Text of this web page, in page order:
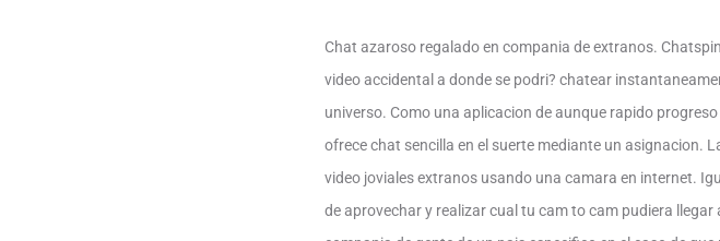
Chat azaroso regalado en compania de extranos.
video accidental a donde se podri? chatear
universo. Como una aplicacion de aunque rapido
ofrece chat sencilla en el suerte mediante un asignacion.
video joviales extranos usando una camara en internet.
de aprovechar y realizar cual tu cam to cam pudiera